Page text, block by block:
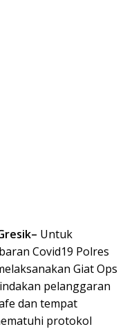
Untuk
Covid19 Polres
Giat Ops
pelanggaran
dan tempat
protokol